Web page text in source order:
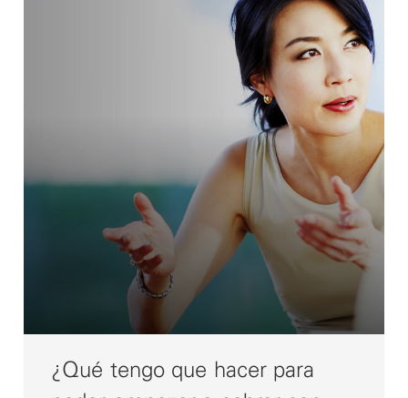
¿Qué tengo que hacer para